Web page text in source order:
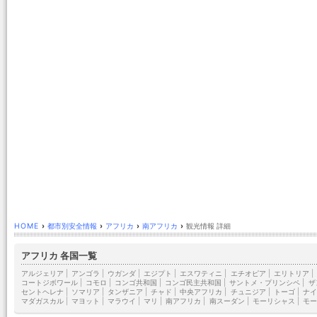
HOME › 都市別安全情報 › アフリカ › 南アフリカ › 観光情報 詳細
アフリカ 各国一覧
アルジェリア アンゴラ ウガンダ エジプト エスワティニ エチオピア エリトリア
コートジボワール
コモロ コンゴ共和国 コンゴ民主共和国 サントメ・プリンシペ
ザ
セントヘレナ
ソマリア タンザニア チャド 中央アフリカ チュニジア トーゴ|
ナ
マダガスカル
マヨット マラウイ マリ 南アフリカ 南スーダン モーリシャス モ